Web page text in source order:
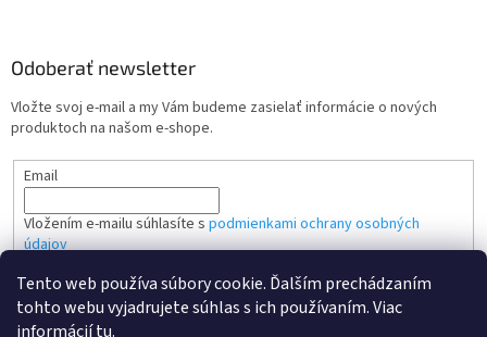
Tento web používa súbory cookie. Ďalším prechádzaním
tohto webu vyjadrujete súhlas s ich používaním. Viac
informáciítu.
Odoberať newsletter
Vložte svoj e-mail a my Vám budeme zasielať informácie o nových
produktoch na našom e-shope.
Email
Vložením e-mailu súhlasíte s podmienkami ochrany osobných
údajov
PRIHLÁSIŤ SA